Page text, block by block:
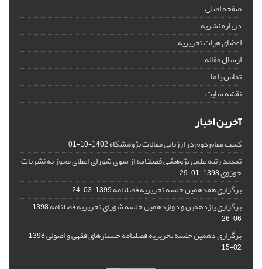
صفحه اصلی
درباره نشریه
اعضای هیات تحریریه
ارسال مقاله
تماس با ما
نقشه سایت
آخرین اخبار
کسب مقام دوم در ارزیابی مقالات پژوهشگاه1402-10-01
تمدید رتبه علمی پژوهشی فصلنامه از سوی شورای اعطای مجوز به نشریات
حوزوی1398-01-29
برگزاری هفدهمین جلسه تحریریه فصلنامه1399-03-24
برگزاری یازدهمین و دوازدهمین جلسه شورای تحریریه فصلنامه
1398-
06-26
برگزاری دهمین جلسه تحریریه فصلنامه جستارهای فقهی و اصولی
1398-
02-15